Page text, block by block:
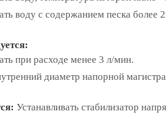
воду с содержанием песка более
при расходе менее 3 л/мин.
диаметр напорной
Устанавливать стабилизатор